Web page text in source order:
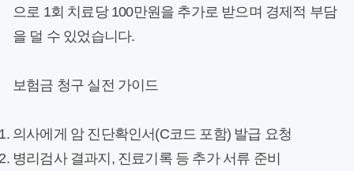
으로 1회 치료당 100만원을 추가로 받으며 경제적 부담
을 덜 수 있었습니다.
보험금 청구 실전 가이드
의사에게 암 진단확인서(C코드 포함) 발급 요청
병리검사 결과지, 진료기록 등 추가 서류 준비